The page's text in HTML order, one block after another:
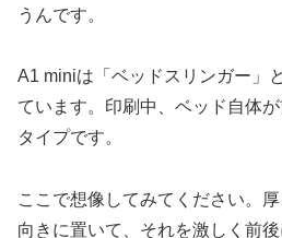
うんです。
A1 miniは「ベッドスリンガー」
ています。印刷中、ベッド自体
タイプです。
ここで想像してみてください。
向きに置いて、それを激しく前